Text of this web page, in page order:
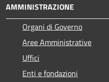
AMMINISTRAZIONE
Organi di Governo
Aree Amministrative
Uffici
Enti e fondazioni